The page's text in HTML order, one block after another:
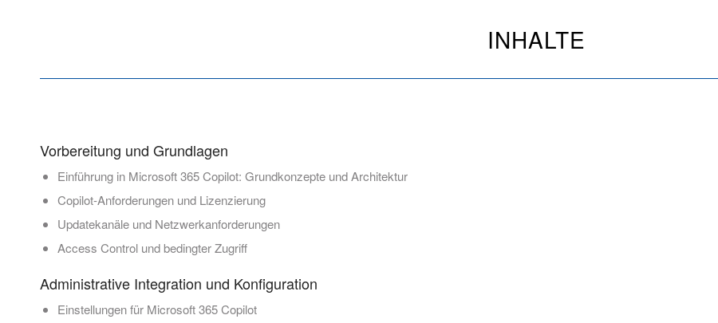
INHALTE
Vorbereitung und Grundlagen
Einführung in Microsoft 365 Copilot: Grundkonzepte und Architektur
Copilot-Anforderungen und Lizenzierung
Updatekanäle und Netzwerkanforderungen
Access Control und bedingter Zugriff
Administrative Integration und Konfiguration
Einstellungen für Microsoft 365 Copilot